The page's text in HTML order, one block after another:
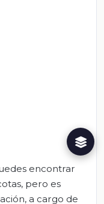
encontrar
pero es
a cargo de